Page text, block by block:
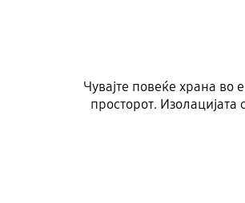
Чувајте повеќе храна
просторот.